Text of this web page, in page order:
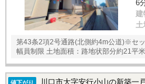
6
建
第43条2項2号通路(北側約4m公道)※セ
幅員制限 土地面積：路地状部分約21平
値下がり 川口市大字安行小山の新築一